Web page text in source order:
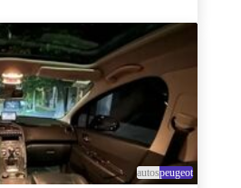
autospeugeot